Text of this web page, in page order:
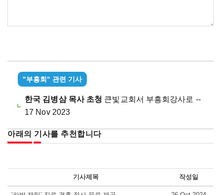
"부흥회" 관련 기사
한국 김병삼 목사 초청 큰빛교회서 부흥회강사로 --
17 Nov 2023
아래의 기사를 추천합니다
기사제목 작성일